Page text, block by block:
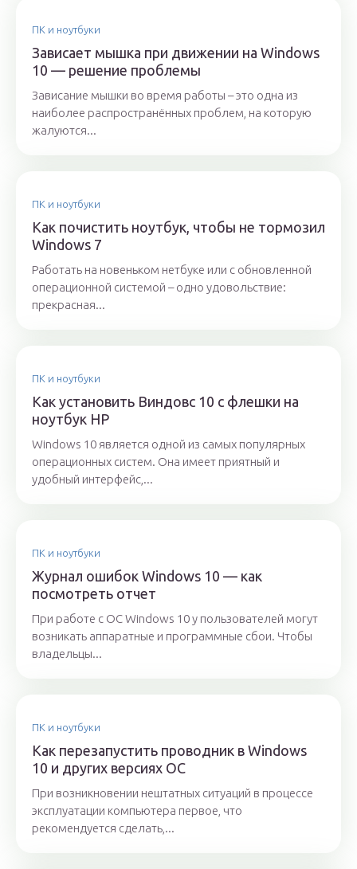
ПК и ноутбуки
Зависает мышка при движении на Windows
10 — решение проблемы
Зависание мышки во время работы – это одна из
наиболее распространённых проблем, на которую
жалуются...
ПК и ноутбуки
Как почистить ноутбук, чтобы не тормозил
Windows 7
Работать на новеньком нетбуке или с обновленной
операционной системой – одно удовольствие:
прекрасная...
ПК и ноутбуки
Как установить Виндовс 10 с флешки на
ноутбук HP
Windows 10 является одной из самых популярных
операционных систем. Она имеет приятный и
удобный интерфейс,...
ПК и ноутбуки
Журнал ошибок Windows 10 — как
посмотреть отчет
При работе с ОС Windows 10 у пользователей могут
возникать аппаратные и программные сбои. Чтобы
владельцы...
ПК и ноутбуки
Как перезапустить проводник в Windows
10 и других версиях ОС
При возникновении нештатных ситуаций в процессе
эксплуатации компьютера первое, что
рекомендуется сделать,...